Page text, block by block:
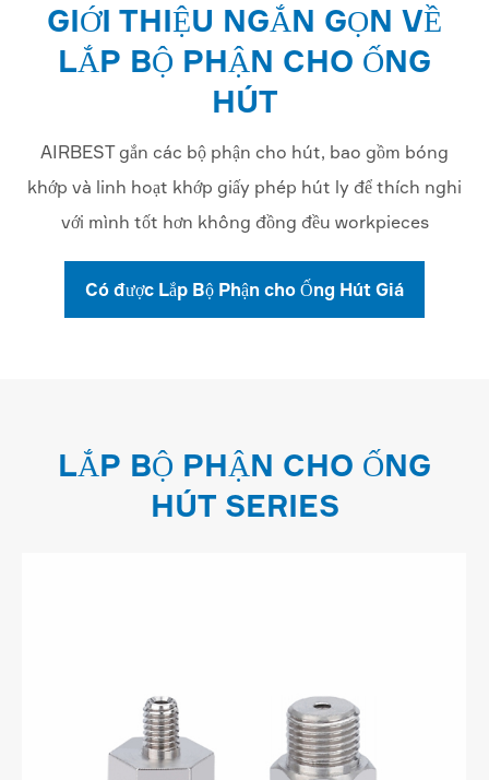
GIỚI THIỆU NGẮN GỌN VỀ
LẮP BỘ PHẬN CHO ỐNG
HÚT
AIRBEST gắn các bộ phận cho hút, bao gồm bóng
khớp và linh hoạt khớp giấy phép hút ly để thích nghi
với mình tốt hơn không đồng đều workpieces
Có được Lắp Bộ Phận cho Ống Hút Giá
LẮP BỘ PHẬN CHO ỐNG
HÚT SERIES